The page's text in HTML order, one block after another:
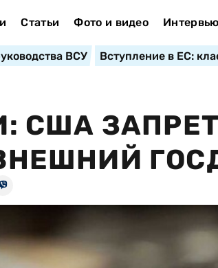
Статьи Фото и видео Интервью
ВСУ Вступление в ЕС:
США